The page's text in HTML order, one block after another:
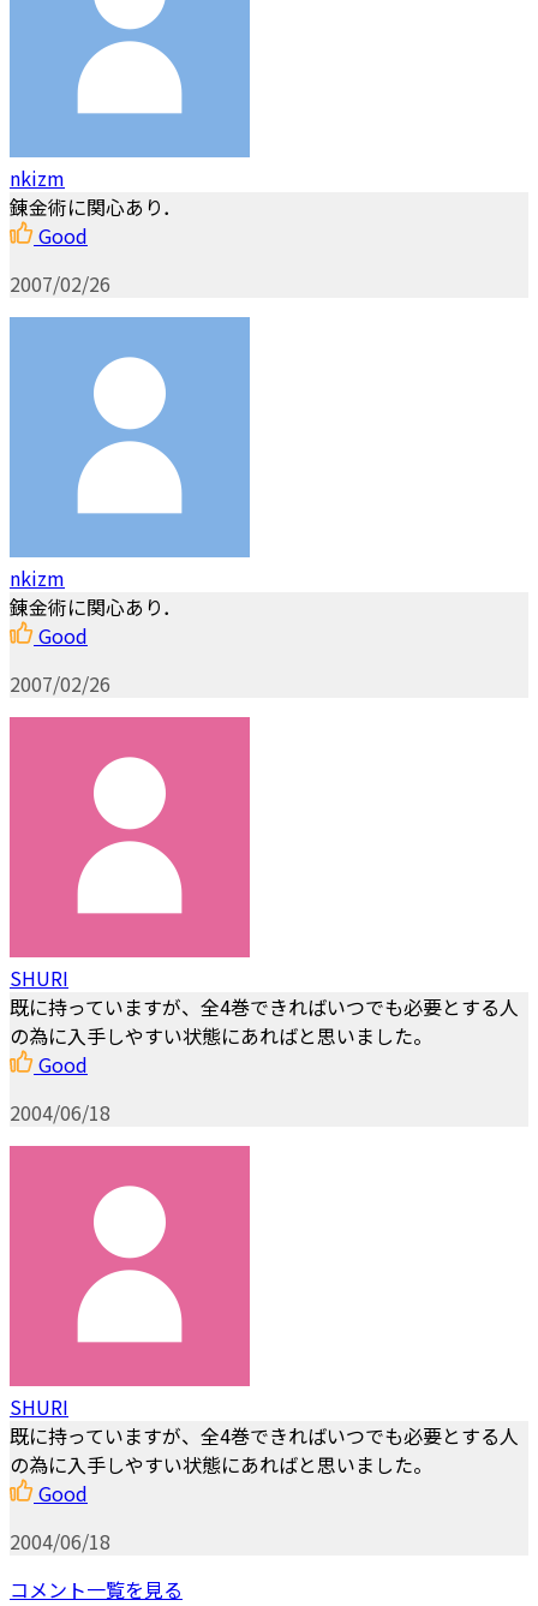
nkizm
錬金術に関心あり．
Good
2007/02/26
nkizm
錬金術に関心あり．
Good
2007/02/26
SHURI
既に持っていますが、全4巻できればいつでも必要とする人
の為に入手しやすい状態にあればと思いました。
Good
2004/06/18
SHURI
既に持っていますが、全4巻できればいつでも必要とする人
の為に入手しやすい状態にあればと思いました。
Good
2004/06/18
コメント一覧を見る